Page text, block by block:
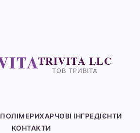
TRIVITA LLC
ТОВ ТРИВІТА
ПОЛІМЕРИХАРЧОВІ ІНГРЕДІЄНТИ
КОНТАКТИ